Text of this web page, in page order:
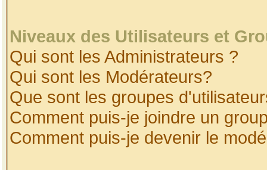
Niveaux des Utilisateurs et
Qui sont les Administrateurs ?
Qui sont les Modérateurs?
Que sont les groupes
Comment puis-je joindre un
Comment puis-je devenir le